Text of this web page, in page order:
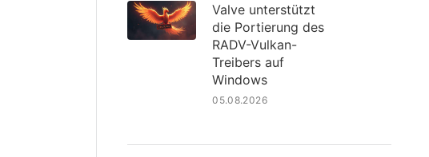
Valve unterstützt
die Portierung des
RADV-Vulkan-
Treibers auf
Windows
05.08.2026